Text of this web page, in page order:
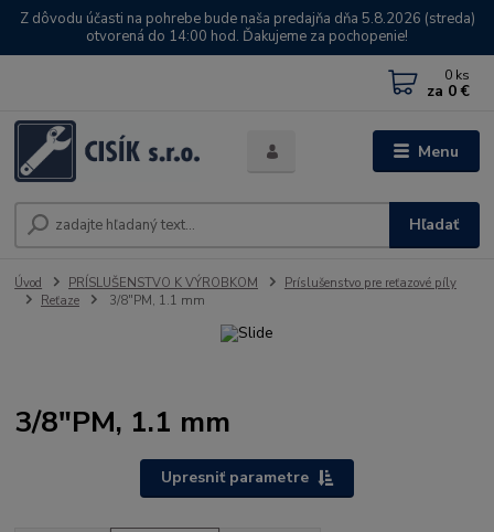
Z dôvodu účasti na pohrebe bude naša predajňa dňa 5.8.2026 (streda)
otvorená do 14:00 hod. Ďakujeme za pochopenie!
Menu
Hľadať
0 ks
za 0 €
Úvod PRÍSLUŠENSTVO K VÝROBKOM
Príslušenstvo pre reťazové píly
Reťaze
3/8"PM, 1.1 mm
3/8"PM, 1.1 mm
Upresniť parametre